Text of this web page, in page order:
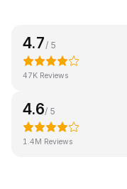
4.7 / 5
47K Reviews
4.6/ 5
1.4M Reviews